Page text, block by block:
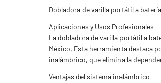
Dobladora de varilla portátil a
Aplicaciones y Usos Profesionales
La dobladora de varilla portátil a
México. Esta herramienta destaca
inalámbrico, que elimina la
Ventajas del sistema inalámbrico